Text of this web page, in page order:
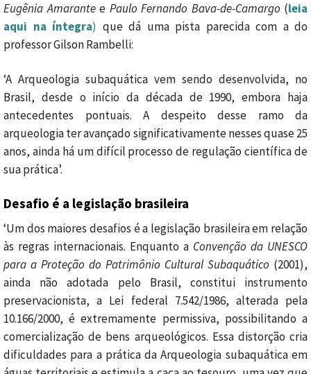
Eugênia Amarante e Paulo Fernando Bava-de-Camargo (leia
aqui na íntegra) que dá uma pista parecida com a do
professor Gilson Rambelli:
‘A Arqueologia subaquática vem sendo desenvolvida, no
Brasil, desde o início da década de 1990, embora haja
antecedentes pontuais. A despeito desse ramo da
arqueologia ter avançado significativamente nesses quase 25
anos, ainda há um difícil processo de regulação científica de
sua prática’.
Desafio é a legislação brasileira
‘Um dos maiores desafios é a legislação brasileira em relação
às regras internacionais. Enquanto a Convenção da UNESCO
para a Proteção do Patrimônio Cultural Subaquático (2001),
ainda não adotada pelo Brasil, constitui instrumento
preservacionista, a Lei federal 7.542/1986, alterada pela
10.166/2000, é extremamente permissiva, possibilitando a
comercialização de bens arqueológicos. Essa distorção cria
dificuldades para a prática da Arqueologia subaquática em